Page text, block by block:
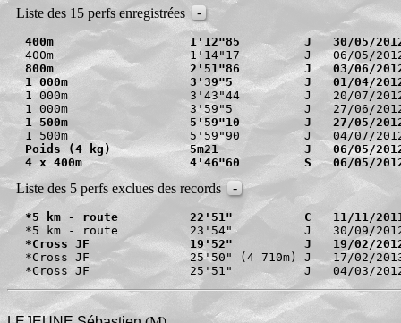
Liste des 15 perfs enregistrées -
400m                   1'12"85         J   30/05/2012
800m                   2'51"86         J   03/06/2012
1 000m                 3'39"5          J   01/04/2012
1 000m                 3'43"44         J   20/07/2012
1 500m                 5'59"10         J   27/05/2012
Poids (4 kg)           5m21            J   06/05/2012
4 x 400m               4'46"60         S   06/05/
Liste des 5 perfs exclues des records -
*5 km - route          22'51"          C   11/11/2011
*Cross JF              19'52"          J   19/02/
*Cross JF              25'50" (4 710m) J   17/02/